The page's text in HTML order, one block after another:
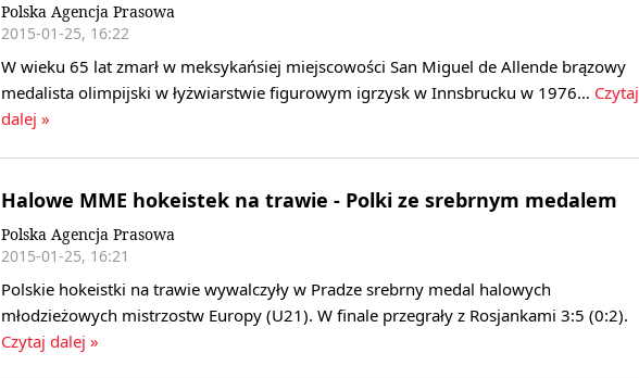
Polska Agencja Prasowa
2015-01-25, 16:22
W wieku 65 lat zmarł w meksykańsiej miejscowości San Miguel de Allende brązowy
medalista olimpijski w łyżwiarstwie figurowym igrzysk w Innsbrucku w 1976… Czytaj
dalej »
Halowe MME hokeistek na trawie - Polki ze srebrnym medalem
Polska Agencja Prasowa
2015-01-25, 16:21
Polskie hokeistki na trawie wywalczyły w Pradze srebrny medal halowych
młodzieżowych mistrzostw Europy (U21). W finale przegrały z Rosjankami 3:5 (0:2).
Czytaj dalej »